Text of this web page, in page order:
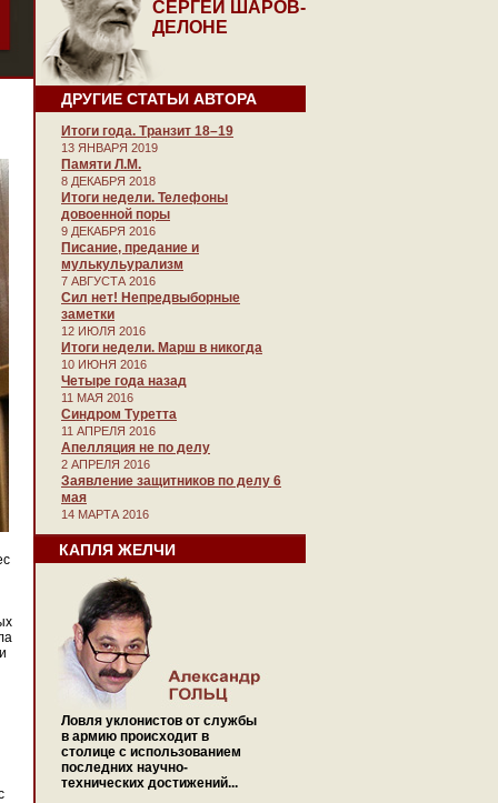
СЕРГЕЙ ШАРОВ-
ДЕЛОНЕ
ДРУГИЕ СТАТЬИ АВТОРА
Итоги года. Транзит 18–19
13 ЯНВАРЯ 2019
Памяти Л.М.
8 ДЕКАБРЯ 2018
Итоги недели. Телефоны
довоенной поры
9 ДЕКАБРЯ 2016
Писание, предание и
мулькульурализм
7 АВГУСТА 2016
Сил нет! Непредвыборные
заметки
12 ИЮЛЯ 2016
Итоги недели. Марш в никогда
10 ИЮНЯ 2016
Четыре года назад
11 МАЯ 2016
Синдром Туретта
11 АПРЕЛЯ 2016
Апелляция не по делу
2 АПРЕЛЯ 2016
Заявление защитников по делу 6
мая
14 МАРТА 2016
КАПЛЯ ЖЕЛЧИ
Ловля уклонистов от службы
в армию происходит в
столице с использованием
последних научно-
технических достижений...